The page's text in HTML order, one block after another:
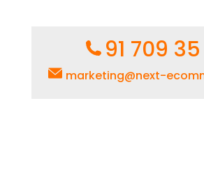
91 709 35
marketing@next-